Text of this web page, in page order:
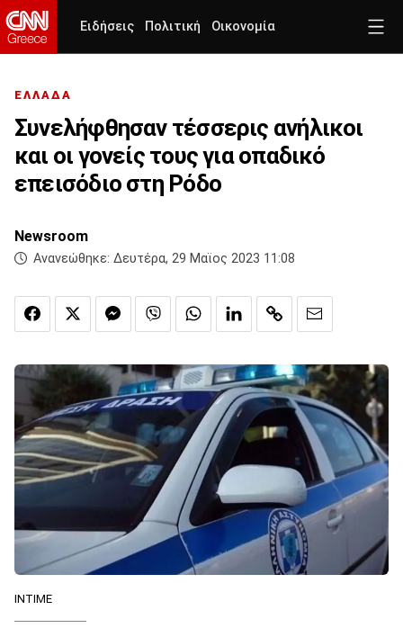
Ειδήσεις Πολιτική Οικονομία
ΕΛΛΑΔΑ
Συνελήφθησαν τέσσερις ανήλικοι
και οι γονείς τους για οπαδικό
επεισόδιο στη Ρόδο
Newsroom
Ανανεώθηκε: Δευτέρα, 29 Μαϊος 2023 11:08
INTIME